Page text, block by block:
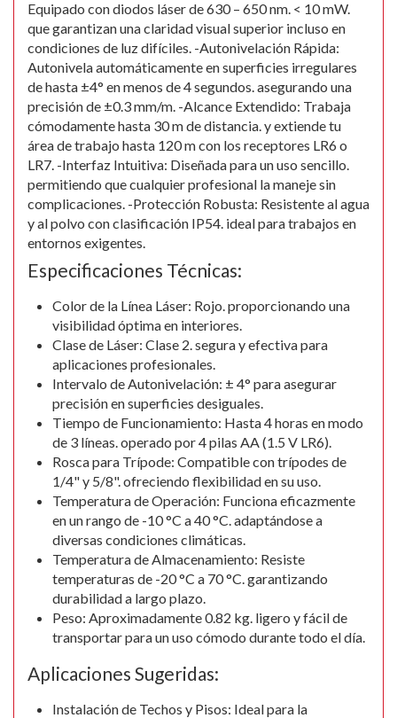
Equipado con diodos láser de 630 – 650 nm. < 10 mW.
que garantizan una claridad visual superior incluso en
condiciones de luz difíciles. -Autonivelación Rápida:
Autonivela automáticamente en superficies irregulares
de hasta ±4° en menos de 4 segundos. asegurando una
precisión de ±0.3 mm/m. -Alcance Extendido: Trabaja
cómodamente hasta 30 m de distancia. y extiende tu
área de trabajo hasta 120 m con los receptores LR6 o
LR7. -Interfaz Intuitiva: Diseñada para un uso sencillo.
permitiendo que cualquier profesional la maneje sin
complicaciones. -Protección Robusta: Resistente al agua
y al polvo con clasificación IP54. ideal para trabajos en
entornos exigentes.
Especificaciones Técnicas:
Color de la Línea Láser: Rojo. proporcionando una
visibilidad óptima en interiores.
Clase de Láser: Clase 2. segura y efectiva para
aplicaciones profesionales.
Intervalo de Autonivelación: ± 4° para asegurar
precisión en superficies desiguales.
Tiempo de Funcionamiento: Hasta 4 horas en modo
de 3 líneas. operado por 4 pilas AA (1.5 V LR6).
Rosca para Trípode: Compatible con trípodes de
1/4" y 5/8". ofreciendo flexibilidad en su uso.
Temperatura de Operación: Funciona eficazmente
en un rango de -10 °C a 40 °C. adaptándose a
diversas condiciones climáticas.
Temperatura de Almacenamiento: Resiste
temperaturas de -20 °C a 70 °C. garantizando
durabilidad a largo plazo.
Peso: Aproximadamente 0.82 kg. ligero y fácil de
transportar para un uso cómodo durante todo el día.
Aplicaciones Sugeridas:
Instalación de Techos y Pisos: Ideal para la